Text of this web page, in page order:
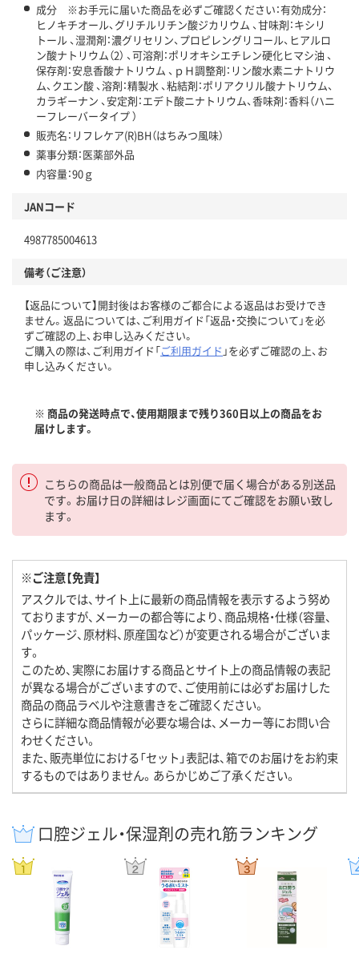
成分 ※お手元に届いた商品を必ずご確認ください：有効成分：
ヒノキチオール、グリチルリチン酸ジカリウム 、甘味剤：キシリ
トール 、湿潤剤：濃グリセリン、プロピレングリコール、ヒアルロ
ン酸ナトリウム（2） 、可溶剤：ポリオキシエチレン硬化ヒマシ油 、
保存剤：安息香酸ナトリウム 、ｐＨ調整剤：リン酸水素ニナトリウ
ム、クエン酸 、溶剤：精製水 、粘結剤：ポリアクリル酸ナトリウム、
カラギーナン 、安定剤：エデト酸ニナトリウム、香味剤：香料（ハニ
ーフレーバータイプ ）
販売名：リフレケア(R)BH（はちみつ風味）
薬事分類：医薬部外品
内容量：90ｇ
JANコード
4987785004613
備考（ご注意）
【返品について】開封後はお客様のご都合による返品はお受けでき
ません。返品については、ご利用ガイド「返品・交換について」を必
ずご確認の上、お申し込みください。
ご購入の際は、ご利用ガイド「ご利用ガイド 」を必ずご確認の上、お
申し込みください。
※ 商品の発送時点で、使用期限まで残り360日以上の商品をお
届けします。
こちらの商品は一般商品とは別便で届く場合がある別送品
です。お届け日の詳細はレジ画面にてご確認をお願い致し
ます。
※ご注意【免責】
アスクルでは、サイト上に最新の商品情報を表示するよう努め
ておりますが、メーカーの都合等により、商品規格・仕様（容量、
パッケージ、原材料、原産国など）が変更される場合がございま
す。
このため、実際にお届けする商品とサイト上の商品情報の表記
が異なる場合がございますので、ご使用前には必ずお届けした
商品の商品ラベルや注意書きをご確認ください。
さらに詳細な商品情報が必要な場合は、メーカー等にお問い合
わせください。
また、販売単位における「セット」表記は、箱でのお届けをお約束
するものではありません。あらかじめご了承ください。
口腔ジェル・保湿剤の売れ筋ランキング